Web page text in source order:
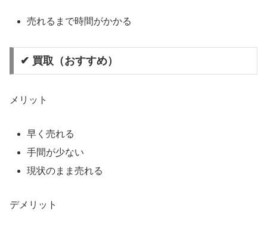
売れるまで時間がかかる
✔ 買取（おすすめ）
メリット
早く売れる
手間が少ない
現状のまま売れる
デメリット